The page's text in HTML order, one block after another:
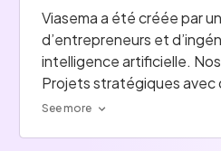
Viasema a été créée par
d’entrepreneurs et
intelligence artificielle.
Projets stratégiques avec
l’industrie française ainsi
See more